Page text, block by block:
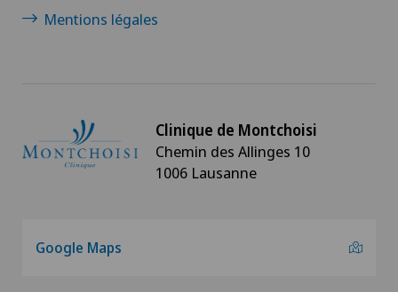
Mentions légales
Clinique de Montchoisi
Chemin des Allinges 10
1006 Lausanne
Google Maps